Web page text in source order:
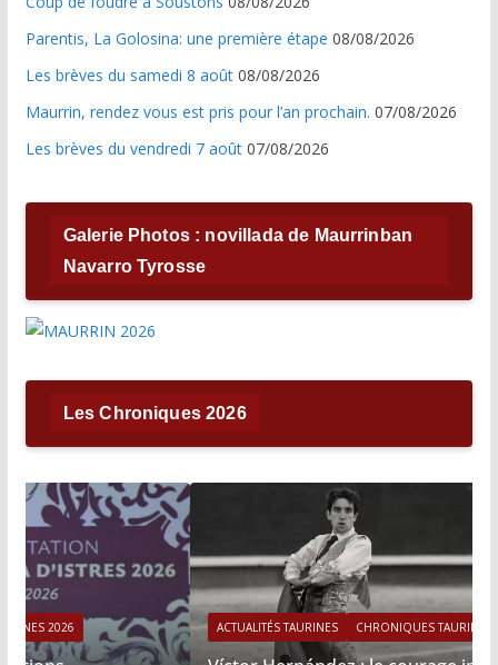
Parentis, La Golosina: une première étape 08/08/2026
Les brèves du samedi 8 août 08/08/2026
Maurrin, rendez vous est pris pour l’an prochain. 07/08/2026
Les brèves du vendredi 7 août 07/08/2026
Galerie Photos : novillada de Maurrinban
Navarro Tyrosse
Les Chroniques 2026
ACTUALITÉS TAURINES CHRONIQUES TAURINES 2026